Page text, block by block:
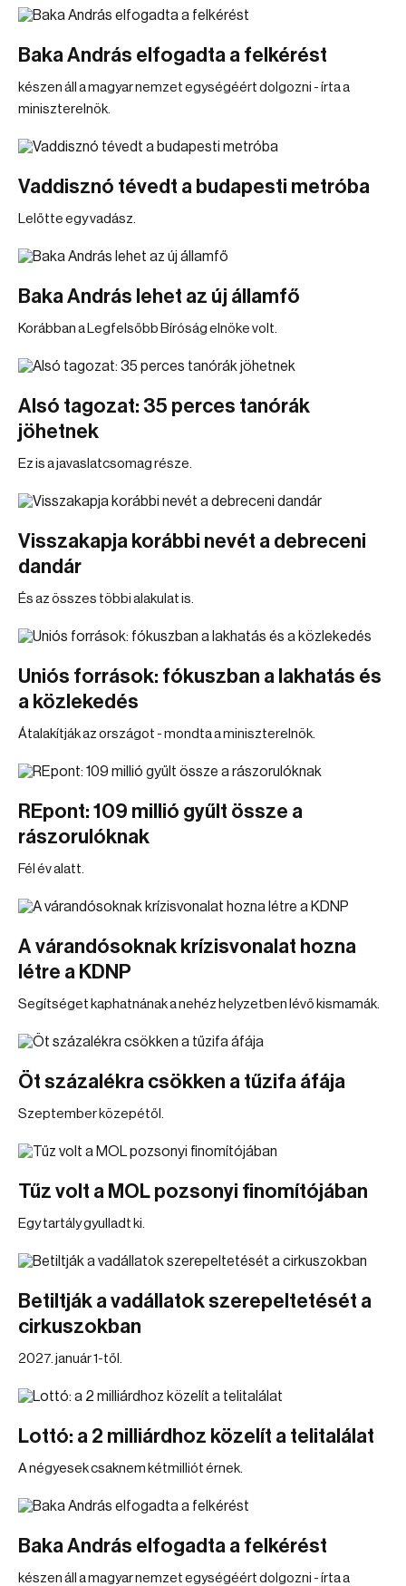
Baka András elfogadta a felkérést
készen áll a magyar nemzet egységéért dolgozni - írta a
miniszterelnök.
Vaddisznó tévedt a budapesti metróba
Lelőtte egy vadász.
Baka András lehet az új államfő
Korábban a Legfelsőbb Bíróság elnöke volt.
Alsó tagozat: 35 perces tanórák
jöhetnek
Ez is a javaslatcsomag része.
Visszakapja korábbi nevét a debreceni
dandár
És az összes többi alakulat is.
Uniós források: fókuszban a lakhatás és
a közlekedés
Átalakítják az országot - mondta a miniszterelnök.
REpont: 109 millió gyűlt össze a
rászorulóknak
Fél év alatt.
A várandósoknak krízisvonalat hozna
létre a KDNP
Segítséget kaphatnának a nehéz helyzetben lévő kismamák.
Öt százalékra csökken a tűzifa áfája
Szeptember közepétől.
Tűz volt a MOL pozsonyi finomítójában
Egy tartály gyulladt ki.
Betiltják a vadállatok szerepeltetését a
cirkuszokban
2027. január 1-től.
Lottó: a 2 milliárdhoz közelít a telitalálat
A négyesek csaknem kétmilliót érnek.
Baka András elfogadta a felkérést
készen áll a magyar nemzet egységéért dolgozni - írta a